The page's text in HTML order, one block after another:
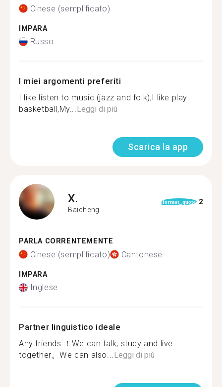
Cinese (semplificato)
IMPARA
Russo
I miei argomenti preferiti
I like listen to music (jazz and folk),I like play
basketball,My...Leggi di più
Scarica la app
X.
Baicheng
format_quote 2
PARLA CORRENTEMENTE
Cinese (semplificato) Cantonese
IMPARA
Inglese
Partner linguistico ideale
Any friends ！We can talk, study and live
together。We can also...Leggi di più